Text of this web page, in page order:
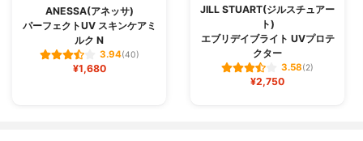
ANESSA(アネッサ)
パーフェクトUV スキンケアミ
ルク N
3.94(40)
¥1,680
JILL STUART(ジルスチュアー
ト)
エブリデイブライト UVプロテ
クター
3.58(2)
¥2,750